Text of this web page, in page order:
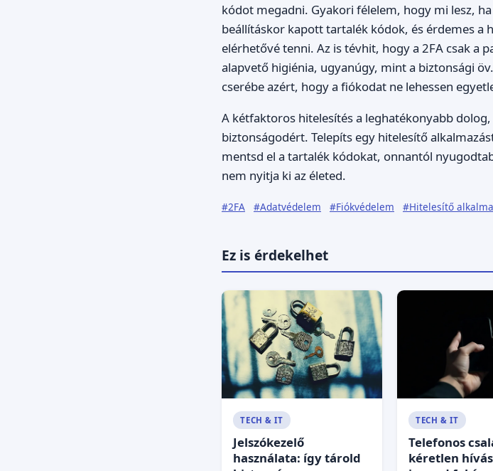
kódot megadni. Gyakori félelem, hogy mi lesz,
beállításkor kapott tartalék kódok, és érdemes a
elérhetővé tenni. Az is tévhit, hogy a 2FA csak a
alapvető higiénia, ugyanúgy, mint a biztonsági
cserébe azért, hogy a fiókodat ne lehessen
A kétfaktoros hitelesítés a leghatékonyabb
biztonságodért. Telepíts egy hitelesítő
mentsd el a tartalék kódokat, onnantól
nem nyitja ki az életed.
#2FA #Adatvédelem #Fiókvédelem #Hitelesítő
Ez is érdekelhet
TECH & IT
Jelszókezelő
használata: így tárold
TECH & IT
Telefonos
kéretlen